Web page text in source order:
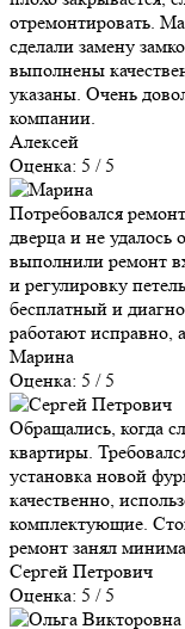
отремонтировать.
сделали замену
выполнены
указаны. Очень
компании.
Алексей
Оценка: 5 / 5
Потребовался
дверца и не удалось
выполнили ремонт
и регулировку
бесплатный и
работают исправно,
Марина
Оценка: 5 / 5
Обращались, когда
квартиры.
установка новой
качественно,
комплектующие.
ремонт занял
Сергей Петрович
Оценка: 5 / 5